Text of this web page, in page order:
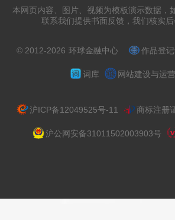
本网页内容、图片、视频为模板演示数据，
联系我们提供书面反馈，我们核实后
© 2012-2026 环球金融中心 作品登
词库 网站建设与运
沪ICP备12049525号-11 商标注册
沪公网安备31011502003903号